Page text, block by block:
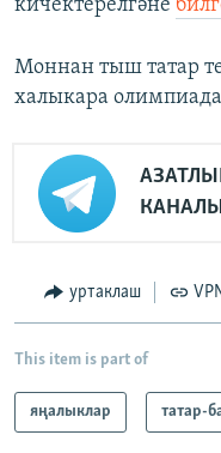
кичектерелгәне
Моннан тыш татар
халыкара олимпиада
уртаклаш
This item is part of
яңалыклар татар-